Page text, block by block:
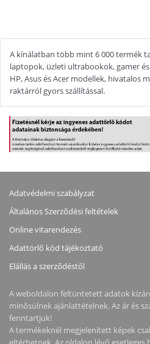
A kínálatban több mint 6 000 termék
laptopok, üzleti ultrabookok, gamer
HP, Asus és Acer modellek, hivatalos
raktárról gyors szállítással.
Adatvédelmi szabályzat
Általános Szerződési feltételek
Online vitarendezés
Adattörlő kód tájékoztató
Elállás a szerződéstől
A weboldalon feltüntetett adatok
minősülnek ajánlattételnek. Az ár és
fenntartjuk!
A termékeknél megjelenített képek